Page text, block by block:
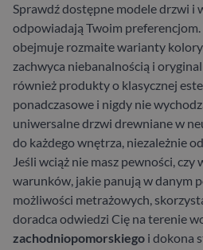
Sprawdź dostępne modele drzwi i
odpowiadają Twoim
obejmuje rozmaite warianty
zachwyca niebanalnością i
również produkty o klasycznej
ponadczasowe i nigdy nie
uniwersalne drzwi drewniane w
do każdego wnętrza, niezależnie
Jeśli wciąż nie masz pewności,
warunków, jakie panują w danym
możliwości metrażowych,
doradca odwiedzi Cię na terenie
zachodniopomorskiego i dokona